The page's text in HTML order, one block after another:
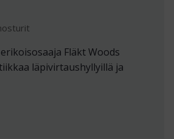
Fläkt Woods
läpivirtaushyllyillä ja